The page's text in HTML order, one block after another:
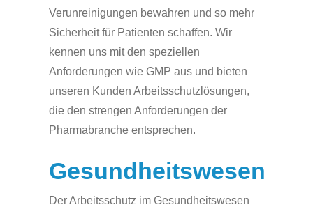
Verunreinigungen bewahren und so mehr
Sicherheit für Patienten schaffen. Wir
kennen uns mit den speziellen
Anforderungen wie GMP aus und bieten
unseren Kunden Arbeitsschutzlösungen,
die den strengen Anforderungen der
Pharmabranche entsprechen.
Gesundheitswesen
Der Arbeitsschutz im Gesundheitswesen